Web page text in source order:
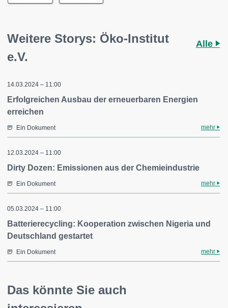
Weitere Storys: Öko-Institut
e.V.
Alle
14.03.2024 – 11:00
Erfolgreichen Ausbau der erneuerbaren Energien
erreichen
Ein Dokument mehr
12.03.2024 – 11:00
Dirty Dozen: Emissionen aus der Chemieindustrie
Ein Dokument mehr
05.03.2024 – 11:00
Batterierecycling: Kooperation zwischen Nigeria und
Deutschland gestartet
Ein Dokument mehr
Das könnte Sie auch